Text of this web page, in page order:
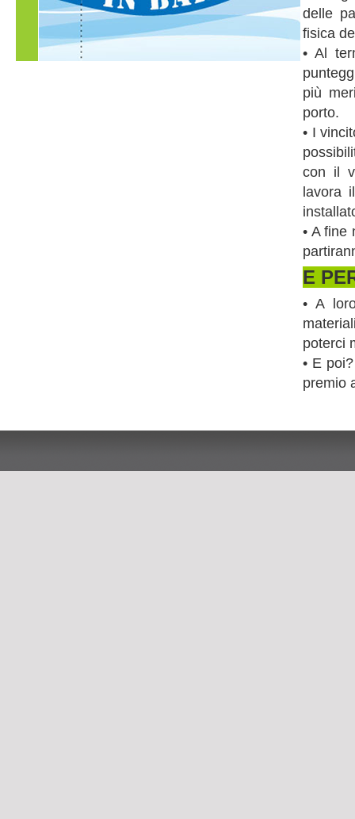
delle
fisica
• Al
più
porto.
• I
con il
lavora
• A fine
E
• A
poterci
• E
premio